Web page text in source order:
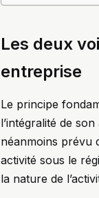
Les deux
entreprise
Le principe
l’intégralité de
néanmoins prévu
activité sous le
la nature de